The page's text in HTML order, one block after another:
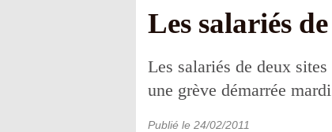
Les salariés
Les salariés de deux
une grève démarrée
Publié le 24/02/2011